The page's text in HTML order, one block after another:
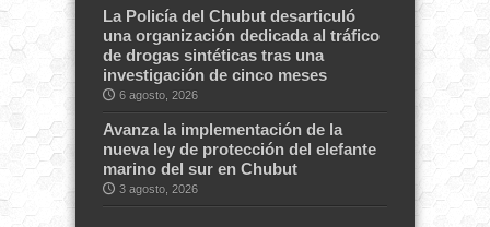
La Policía del Chubut desarticuló
una organización dedicada al tráfico
de drogas sintéticas tras una
investigación de cinco meses
6 agosto, 2026
Avanza la implementación de la
nueva ley de protección del elefante
marino del sur en Chubut
3 agosto, 2026